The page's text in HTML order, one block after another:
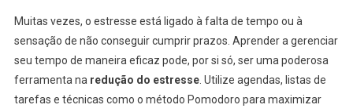
Muitas vezes, o estresse está ligado à falta de tempo ou à
sensação de não conseguir cumprir prazos. Aprender a gerenciar
seu tempo de maneira eficaz pode, por si só, ser uma poderosa
ferramenta na redução do estresse. Utilize agendas, listas de
tarefas e técnicas como o método Pomodoro para maximizar